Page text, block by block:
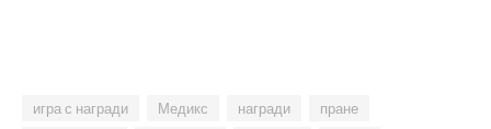
игра с награди Медикс награди
пране